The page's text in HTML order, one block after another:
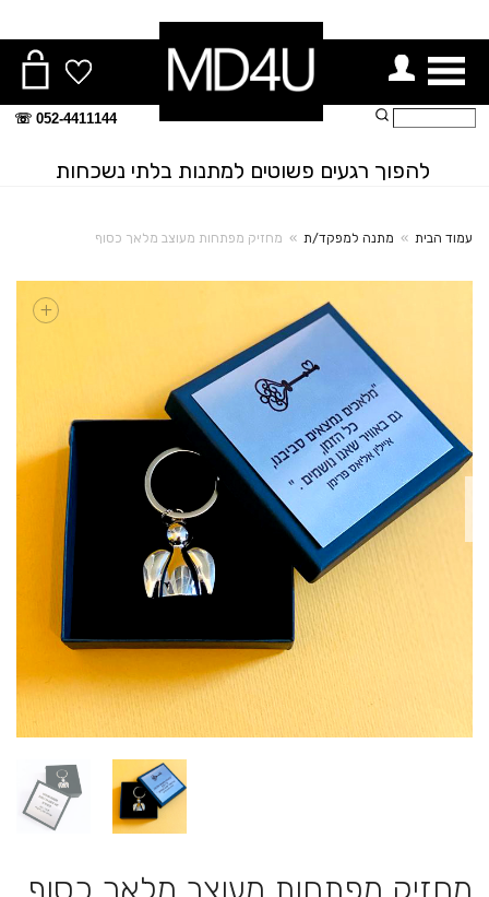
תפריט
052-4411144 ☏
להפוך רגעים פשוטים למתנות בלתי נשכחות
עמוד הבית » מתנה למפקד/ת » מחזיק מפתחות מעוצב מלאך כסוף
+